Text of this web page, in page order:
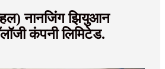
नानजिंग झियुआन
कंपनी लिमिटेड.